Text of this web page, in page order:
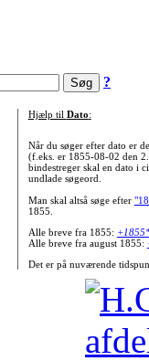
?
Hjælp til Dato:
Når du søger efter dato er
(f.eks. er 1855-08-02 den
bindestreger skal en dato i
undlade søgeord.
Man skal altså søge efter
1855.
Alle breve fra 1855:
Alle breve fra august 1855:
Det er på nuværende